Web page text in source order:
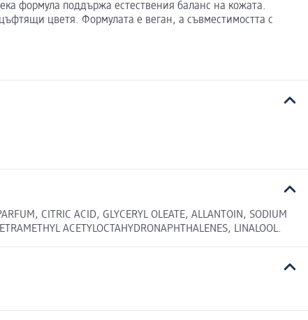
формула поддържа естествения баланс на кожата.
цветя. Формулата е веган, а съвместимостта с
CITRIC ACID, GLYCERYL OLEATE, ALLANTOIN, SODIUM
ACETYLOCTAHYDRONAPHTHALENES, LINALOOL.